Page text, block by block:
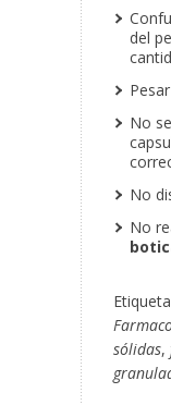
del
No
No
No
sólidas,